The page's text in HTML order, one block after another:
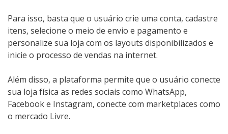
Para isso, basta que o usuário crie uma conta, cadastre
itens, selecione o meio de envio e pagamento e
personalize sua loja com os layouts disponibilizados e
inicie o processo de vendas na internet.
Além disso, a plataforma permite que o usuário conecte
sua loja física as redes sociais como WhatsApp,
Facebook e Instagram, conecte com marketplaces como
o mercado Livre.